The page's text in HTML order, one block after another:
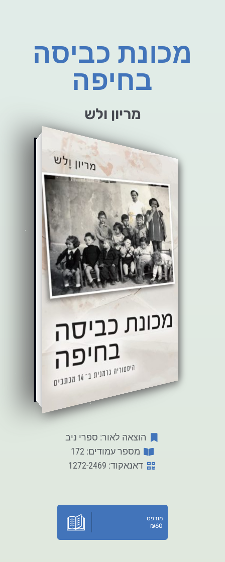
מכונת כביסה
בחיפה
מריון ולש
הוצאה לאור: ספרי ניב
מספר עמודים: 172
דאנאקוד: 1272-2469
מודפס
₪60